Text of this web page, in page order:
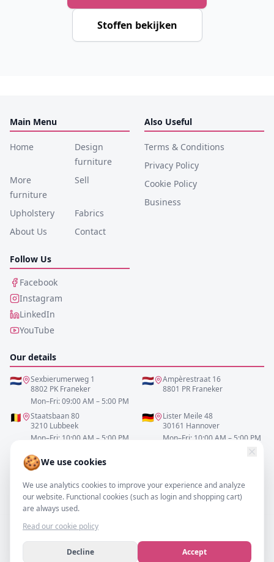
Stoffen bekijken
🍪We use cookies
We use analytics cookies to improve your experience and analyze
our website. Functional cookies (such as login and shopping cart)
are always used.
Read our cookie policy
Decline Accept
Main Menu
Home
Design
furniture
More
furniture
Sell
Upholstery
Fabrics
About Us
Contact
Also Useful
Terms & Conditions
Privacy Policy
Cookie Policy
Business
Follow Us
Facebook
Instagram
LinkedIn
YouTube
Our details
🇳🇱
Sexbierumerweg 1
8802 PK Franeker
Mon–Fri: 09:00 AM – 5:00 PM
🇳🇱
Ampèrestraat 16
8801 PR Franeker
🇧🇪
Staatsbaan 80
3210 Lubbeek
Mon–Fri: 10:00 AM – 5:00 PM
🇩🇪
Lister Meile 48
30161 Hannover
Mon–Fri: 10:00 AM – 5:00 PM
0517-700521
info@resofa.nl
©2026– resofa.com | All rights reserved.